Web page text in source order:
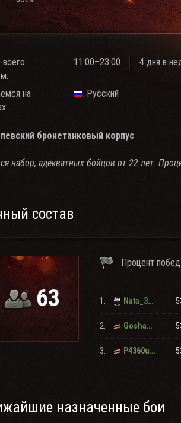
11:00–23:00 4 дня в
на
Русский
бронетанковый корпус
набор, адекватных бойцов от 22 лет.
состав
63
Процент побед
1. Nata_32rus
2. GoshaFlyer
3. P4360uHuk
назначенные бои